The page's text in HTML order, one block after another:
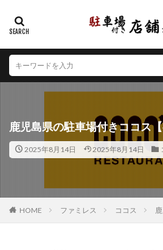
鹿児島県の駐車場付きココス
2025年8月14日 2025年8月14日
HOME ファミレス ココス
カテゴリー
エリア
北海道 青森県 岩手県
山形県
福島県 茨城県
埼玉県
千葉県 東京都
山梨県
長野県 富山県
岐阜県
静岡県 愛知県
京都府
大阪府 兵庫県
徳島県
香川県 愛媛県